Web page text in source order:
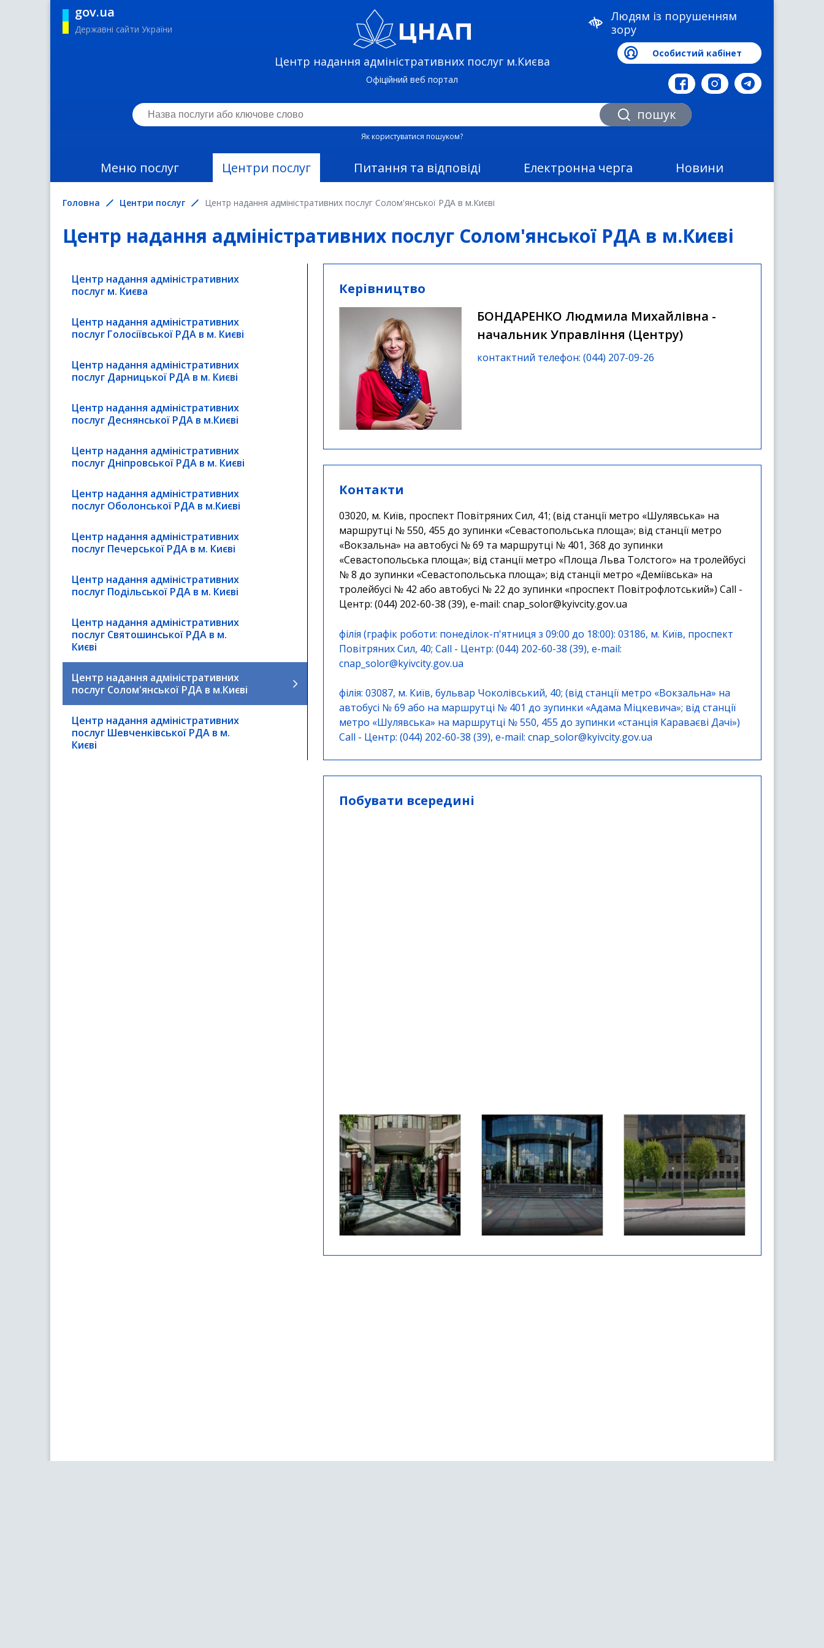
gov.ua
Державні сайти України
Центр надання адміністративних послуг м.Києва
Офіційний веб портал
Людям із порушенням
зору
Особистий кабінет
пошук
Як користуватися пошуком?
Меню послуг Центри послуг Питання та відповіді Електронна черга Новини
Головна Центри послуг Центр надання адміністративних послуг Солом'янської РДА в м.Києві
Центр надання адміністративних послуг Солом'янської РДА в м.Києві
Центр надання адміністративних
послуг м. Києва
Центр надання адміністративних
послуг Голосіївської РДА в м. Києві
Центр надання адміністративних
послуг Дарницької РДА в м. Києві
Центр надання адміністративних
послуг Деснянської РДА в м.Києві
Центр надання адміністративних
послуг Дніпровської РДА в м. Києві
Центр надання адміністративних
послуг Оболонської РДА в м.Києві
Центр надання адміністративних
послуг Печерської РДА в м. Києві
Центр надання адміністративних
послуг Подільської РДА в м. Києві
Центр надання адміністративних
послуг Святошинської РДА в м.
Києві
Центр надання адміністративних
послуг Солом'янської РДА в м.Києві
Центр надання адміністративних
послуг Шевченківської РДА в м.
Києві
Керівництво
БОНДАРЕНКО Людмила Михайлівна -
начальник Управління (Центру)
контактний телефон: (044) 207-09-26
Контакти
03020, м. Київ, проспект Повітряних Сил, 41; (від станції метро «Шулявська» на
маршрутці № 550, 455 до зупинки «Севастопольська площа»; від станції метро
«Вокзальна» на автобусі № 69 та маршрутці № 401, 368 до зупинки
«Севастопольська площа»; від станції метро «Площа Льва Толстого» на тролейбусі
№ 8 до зупинки «Севастопольська площа»; від станції метро «Деміївська» на
тролейбусі № 42 або автобусі № 22 до зупинки «проспект Повітрофлотський») Call -
Центр: (044) 202-60-38 (39), e-mail: cnap_solor@kyivcity.gov.ua
філія (графік роботи: понеділок-п'ятниця з 09:00 до 18:00): 03186, м. Київ, проспект
Повітряних Сил, 40; Call - Центр: (044) 202-60-38 (39), e-mail:
cnap_solor@kyivcity.gov.ua
філія: 03087, м. Київ, бульвар Чоколівський, 40; (від станції метро «Вокзальна» на
автобусі № 69 або на маршрутці № 401 до зупинки «Адама Міцкевича»; від станції
метро «Шулявська» на маршрутці № 550, 455 до зупинки «станція Караваєві Дачі»)
Call - Центр: (044) 202-60-38 (39), e-mail: cnap_solor@kyivcity.gov.ua
Побувати всередині